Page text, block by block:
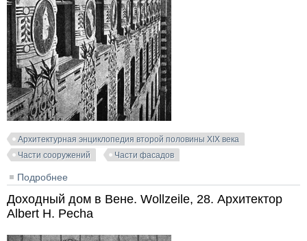
Архитектурная энциклопедия второй половины XIX века
Части сооружений
Части фасадов
Подробнее
Доходный дом в Вене. Wollzeile, 28. Архитектор
Albert H. Pecha